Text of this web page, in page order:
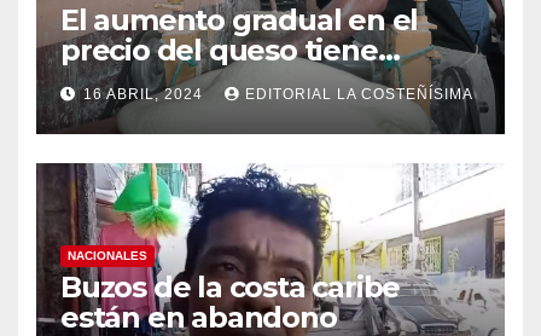
El aumento gradual en el
precio del queso tiene
efectos a las Panaderias
16 ABRIL, 2024 EDITORIAL LA COSTEÑÍSIMA
NACIONALES
Buzos de la costa caribe
están en abandono